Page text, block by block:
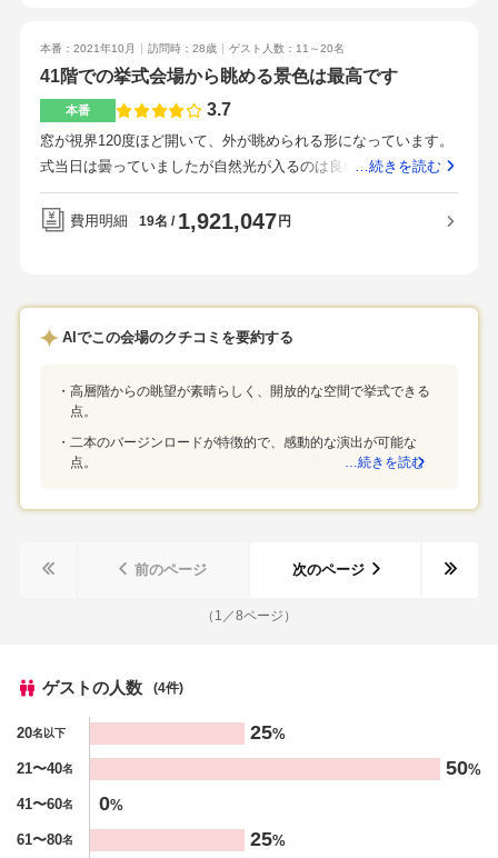
染対策の観点からこの構成をベースにされているそうです。新
横浜駅から徒歩約2分です。新横浜駅は新幹線が通っているの
で、遠方から来られる参列者の方もアクセスしやすいと思いま
るので迷わず来られると思います。アクセスの良さとブランド
ホテルで良心的なお値段で挙式ができるという点です。他の挙
式会場と同じ条件で作っていただいた初期見積もりを比べたと
ころ、約100万円くらいお安くかったです。挙式候補日は、当時
す。チャペルは41階、披露宴会場は2階ですので、新郎新婦は専
用のエレベーターで移動できますが、ゲストは他のお客様と同
中で迷ってしまうことがないか確認したほうが良いと思いま
本番：2021年10月 訪問時：28歳 ゲスト人数：11～20名
41階での挙式会場から眺める景色は最高です
本番 3.7
窓が視界120度ほど開いて、外が眺められる形になっています。
式当日は曇っていましたが自然光が入るのは良いなと思いまし
た。挙式会場と同じく、外が眺められます。また、距離感が近
いことと、参列者と気軽に話せるのが良かったです。こだわっ
ると思います。また、駅から徒歩5分程度です。当日のサービス
要になってくるかと思います。挙式、披露宴会場の外が眺めら
れる窓ガラスは本当にいいなと思っています。式場の決め手は
ロケーションと挙式、披露宴の展望です。42階から眺める景色
は最高です。夜景だとより綺麗です。ただ。全体的に料金は高
…続きを読む
費用明細 19名 1,921,047円
AIでこの会場のクチコミを要約する
高層階からの眺望が素晴らしく、開放的な空間で挙式できる
点。
二本のバージンロードが特徴的で、感動的な演出が可能な
点。
…続きを読む
前のページ 次のページ
（ 1 ／8ページ）
ゲストの人数 (4件)
人数
20名以下 25%
21〜40名 50%
41〜60名 0%
61〜80名 25%